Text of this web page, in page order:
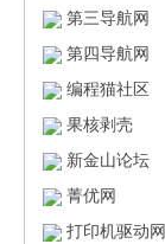
第三导航网
第四导航网
编程猫社区
果核剥壳
新金山论坛
菁优网
打印机驱动网